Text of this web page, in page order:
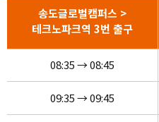
송도글로벌캠퍼스 >
테크노파크역 3번 출구
08:35 → 08:45
09:35 → 09:45